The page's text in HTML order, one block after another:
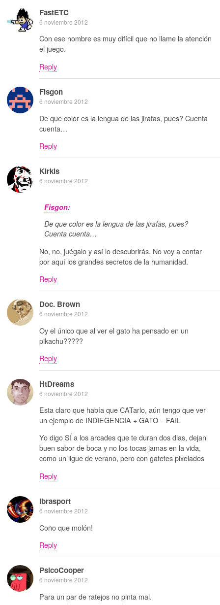
FastETC
6 noviembre 2012
Con ese nombre es muy difícil que no llame la atención
el juego.
Reply
Fisgon
6 noviembre 2012
De que color es la lengua de las jirafas, pues? Cuenta
cuenta…
Reply
Kirkis
6 noviembre 2012
Fisgon:
De que color es la lengua de las jirafas, pues?
Cuenta cuenta…
No, no, juégalo y así lo descubrirás. No voy a contar
por aquí los grandes secretos de la humanidad.
Reply
Doc. Brown
6 noviembre 2012
Oy el único que al ver el gato ha pensado en un
pikachu?????
Reply
HtDreams
6 noviembre 2012
Esta claro que había que CATarlo, aún tengo que ver
un ejemplo de INDIEGENCIA + GATO = FAIL
Yo digo SÍ a los arcades que te duran dos dias, dejan
buen sabor de boca y no los tocas jamas en la vida,
como un ligue de verano, pero con gatetes pixelados
Reply
Ibrasport
6 noviembre 2012
Coño que molón!
Reply
PsicoCooper
6 noviembre 2012
Para un par de ratejos no pinta mal.